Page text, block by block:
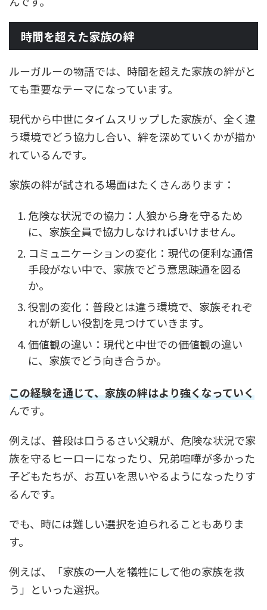
時間を超えた家族の絆
ルーガルーの物語では、時間を超えた家族の絆がと
ても重要なテーマになっています。
現代から中世にタイムスリップした家族が、全く違
う環境でどう協力し合い、絆を深めていくかが描か
れているんです。
家族の絆が試される場面はたくさんあります：
危険な状況での協力：人狼から身を守るため
に、家族全員で協力しなければいけません。
コミュニケーションの変化：現代の便利な通信
手段がない中で、家族でどう意思疎通を図る
か。
役割の変化：普段とは違う環境で、家族それぞ
れが新しい役割を見つけていきます。
価値観の違い：現代と中世での価値観の違い
に、家族でどう向き合うか。
この経験を通じて、家族の絆はより強くなっていく
んです。
例えば、普段は口うるさい父親が、危険な状況で家
族を守るヒーローになったり、兄弟喧嘩が多かった
子どもたちが、お互いを思いやるようになったりす
るんです。
でも、時には難しい選択を迫られることもありま
す。
例えば、「家族の一人を犠牲にして他の家族を救
う」といった選択。